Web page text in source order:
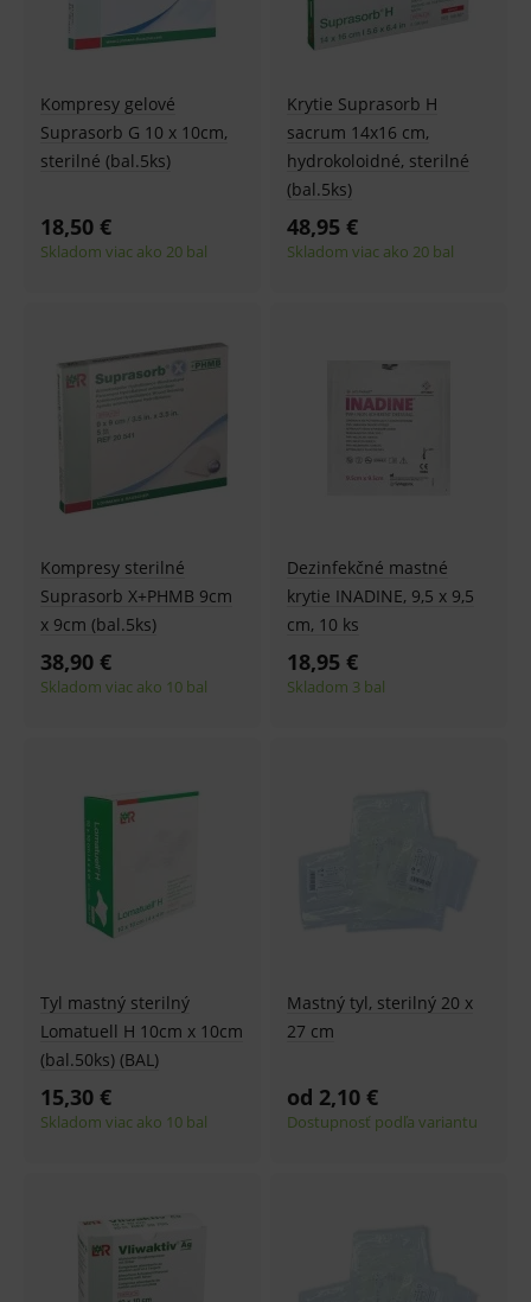
Kompresy gelové
Suprasorb G 10 x 10cm,
sterilné (bal.5ks)
18,50 €
Skladom viac ako 20 bal
Krytie Suprasorb H
sacrum 14x16 cm,
hydrokoloidné, sterilné
(bal.5ks)
48,95 €
Skladom viac ako 20 bal
Kompresy sterilné
Suprasorb X+PHMB 9cm
x 9cm (bal.5ks)
38,90 €
Skladom viac ako 10 bal
Dezinfekčné mastné
krytie INADINE, 9,5 x 9,5
cm, 10 ks
18,95 €
Skladom 3 bal
Tyl mastný sterilný
Lomatuell H 10cm x 10cm
(bal.50ks) (BAL)
15,30 €
Skladom viac ako 10 bal
Mastný tyl, sterilný 20 x
27 cm
od 2,10 €
Dostupnosť podľa variantu